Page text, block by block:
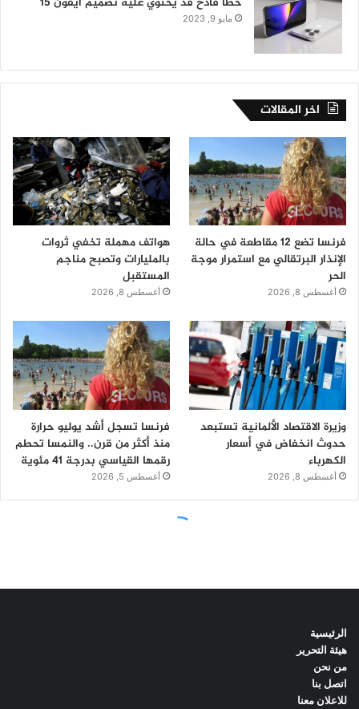
الرئيسية
هيئة التحرير
من نحن
اتصل بنا
للاعلان معنا